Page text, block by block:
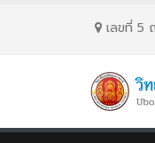
เลขที่ 5